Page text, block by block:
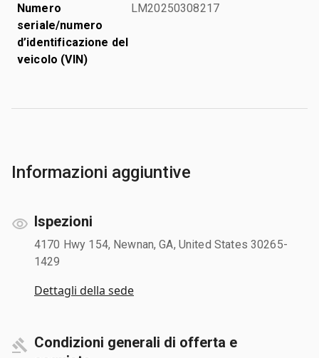
Numero
seriale/numero
d’identificazione del
veicolo (VIN)
LM20250308217
Informazioni aggiuntive
Ispezioni
4170 Hwy 154, Newnan, GA, United States 30265-
1429
Dettagli della sede
Condizioni generali di offerta e